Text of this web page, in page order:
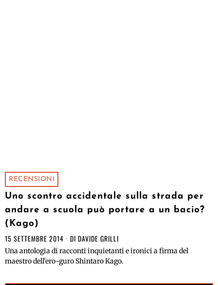
RECENSIONI
Uno scontro accidentale sulla strada per
andare a scuola può portare a un bacio?
(Kago)
15 SETTEMBRE 2014 DI DAVIDE GRILLI
Una antologia di racconti inquietanti e ironici a firma del
maestro dell'ero-guro Shintaro Kago.